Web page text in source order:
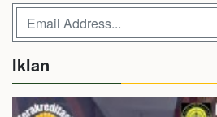
Iklan